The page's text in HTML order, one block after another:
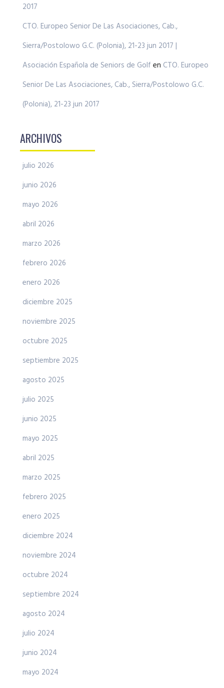
2017
CTO. Europeo Senior De Las Asociaciones, Cab.,
Sierra/Postolowo G.C. (Polonia), 21-23 jun 2017 |
Asociación Española de Seniors de Golf en CTO. Europeo
Senior De Las Asociaciones, Cab., Sierra/Postolowo G.C.
(Polonia), 21-23 jun 2017
ARCHIVOS
julio 2026
junio 2026
mayo 2026
abril 2026
marzo 2026
febrero 2026
enero 2026
diciembre 2025
noviembre 2025
octubre 2025
septiembre 2025
agosto 2025
julio 2025
junio 2025
mayo 2025
abril 2025
marzo 2025
febrero 2025
enero 2025
diciembre 2024
noviembre 2024
octubre 2024
septiembre 2024
agosto 2024
julio 2024
junio 2024
mayo 2024